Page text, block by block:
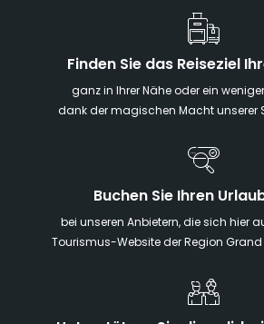
Finden Sie das Reiseziel
ganz in Ihrer Nähe oder ein
dank der magischen Macht unserer
Buchen Sie Ihren
bei unseren Anbietern, die sich hier
Tourismus-Website der Region Grand